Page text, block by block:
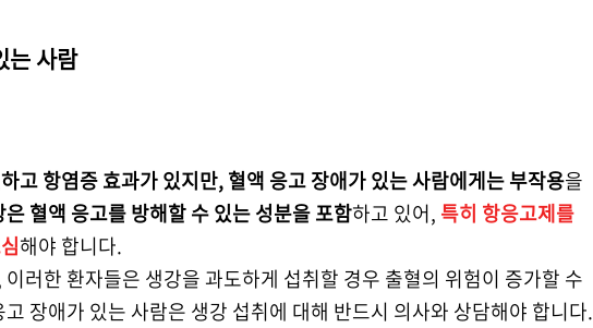
는 사람
고 항염증 효과가 있지만, 혈액 응고 장애가 있는 사람에게는 부작용을
은 혈액 응고를 방해할 수 있는 성분을 포함하고 있어, 특히 항응고제를
해야 합니다.
러한 환자들은 생강을 과도하게 섭취할 경우 출혈의 위험이 증가할 수
장애가 있는 사람은 생강 섭취에 대해 반드시 의사와 상담해야 합니다.